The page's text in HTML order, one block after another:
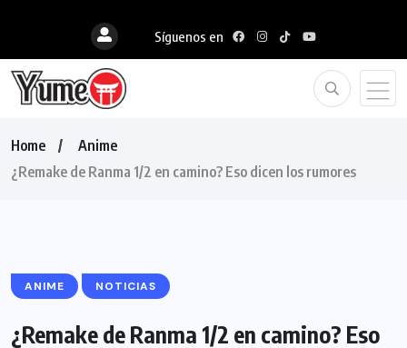
Síguenos en
Home
Anime
¿Remake de Ranma 1/2 en camino? Eso dicen los rumores
ANIME NOTICIAS
¿Remake de Ranma 1/2 en camino? Eso